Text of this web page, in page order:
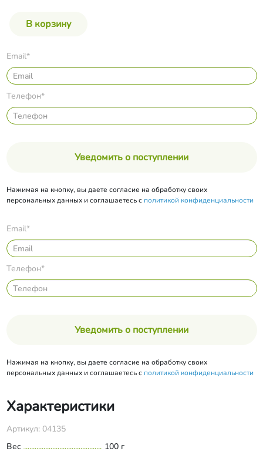
Email*
Телефон*
Уведомить о поступлении
Нажимая на кнопку, вы даете согласие на обработку своих
персональных данных и соглашаетесь с политикой конфиденциальности
Email*
Телефон*
Уведомить о поступлении
Нажимая на кнопку, вы даете согласие на обработку своих
персональных данных и соглашаетесь с политикой конфиденциальности
Характеристики
Артикул: 04135
Вес
100 г